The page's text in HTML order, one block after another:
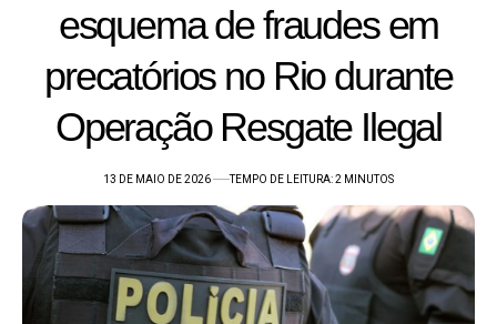
esquema de fraudes em
precatórios no Rio durante
Operação Resgate Ilegal
13 DE MAIO DE 2026 TEMPO DE LEITURA: 2 MINUTOS